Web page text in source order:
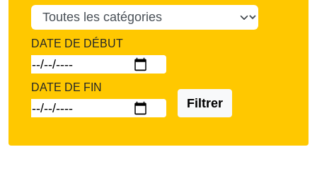
DATE DE DÉBUT
DATE DE FIN
Filtrer